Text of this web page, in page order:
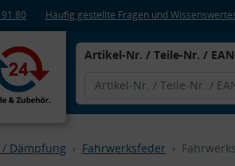
80 Häufig gestellte Fragen und
Artikel-Nr. / Teile-Nr. /
/ Dämpfung Fahrwerksfeder